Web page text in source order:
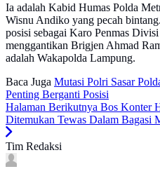
Ia adalah Kabid Humas Polda
Wisnu Andiko yang pecah
posisi sebagai Karo Penmas
menggantikan Brigjen Ahmad
adalah Wakapolda Lampung.
Baca Juga Mutasi Polri Sasar
Penting Berganti Posisi
Halaman Berikutnya Bos Konter
Ditemukan Tewas Dalam Bagasi
Tim Redaksi